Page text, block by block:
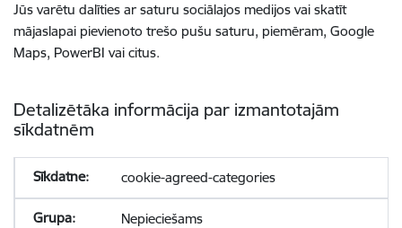
Jūs varētu dalīties ar saturu sociālajos medijos vai skatīt
mājaslapai pievienoto trešo pušu saturu, piemēram, Google
Maps, PowerBI vai citus.
Detalizētāka informācija par izmantotajām
sīkdatnēm
cookie-agreed-categories
Nepieciešams